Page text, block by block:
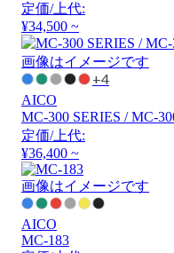
定価/上代:
¥34,500 ~
画像はイメージです
+4
AICO
MC-300 SERIES / MC-
定価/上代:
¥36,400 ~
画像はイメージです
AICO
MC-183